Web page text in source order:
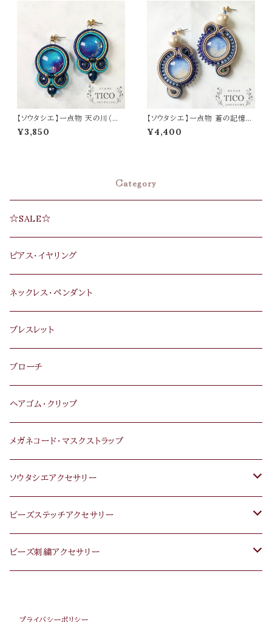
【ソウタシエ】一点物 天の川（ピ
アス/イヤリング）母の日 誕生日
プレゼント
¥3,850
【ソウタシエ】一点物 蒼の記憶
（ピアス/イヤリング）母の日 誕
生日 プレゼント
¥4,400
Category
☆SALE☆
ピアス･イヤリング
ネックレス･ペンダント
ブレスレット
ブローチ
ヘアゴム･クリップ
メガネコード･マスクストラップ
ソウタシエアクセサリー
ピアス･イヤリング
ネックレス･ペンダント
ビーズステッチアクセサリー
ピアス・イヤリング
ビーズ刺繍アクセサリー
プライバシーポリシー